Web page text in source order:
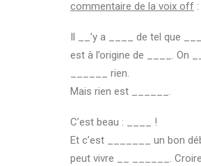
commentaire de la voix off :
Il __’y a ____ de tel que
est à l’origine de ____. On
______ rien.
Mais rien est ______.
C’est beau : ____ !
Et c’est _______ un bon
peut vivre __ ______. Croire